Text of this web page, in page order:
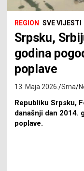
REGION SVE VIJESTI
Srpsku,
godina
poplave
13. Maja 2026. Srna
Republiku Srpsku,
današnji dan 2014.
poplave.